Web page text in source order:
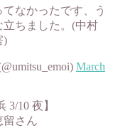
なかったです、う
ちました。(中村
)
March
3/10 夜】
留さん